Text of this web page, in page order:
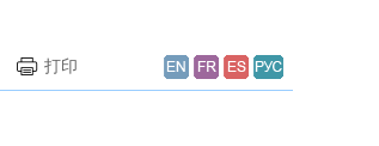
打印